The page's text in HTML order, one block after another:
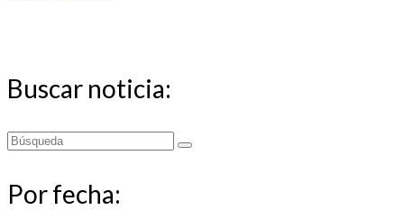
Buscar noticia:
Buscar
Por fecha: